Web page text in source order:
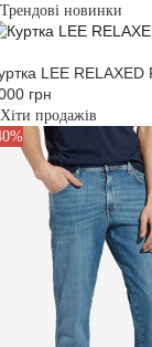
Трендові новинки
LEE
грн
Хіти продажів